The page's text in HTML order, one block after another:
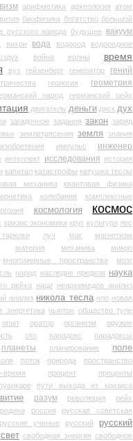
арифметика археология атом
биофизика богатство большой
русского народа будущее вакуум
вихри вода водород
водородное
война волны
время
вуз гейзенберг генератор гений
геология
геометрия
народ
германский рейх
двигатель деньги диск дух
загадочное задания закон заряд
землетрясения земля
знания
изобретения импульс инженер
интеллект исследования история
капитал катастрофы катушка теслы
механика квантовая физика
колебания
комплексные
космология космос
кризис экономики круг культура лес
луч маг магнетизм
материя механика
микро
многомерные пространства
мозг
народ наследие предков наука
рейха наци
неархимедов анализ
анализ никола тесла нло новая
энергетика ньютон общество туле
опыт оратор организм
оружие
ото парадокс
парадоксы
планеты планирование
поле
поток природа
пространство
время
процент
проценты
пуанкаре пути выхода из кризиса
разум революция
рейх
родина россия
русская советская
русские ученые русский
русский
свет свободная энергия свободное